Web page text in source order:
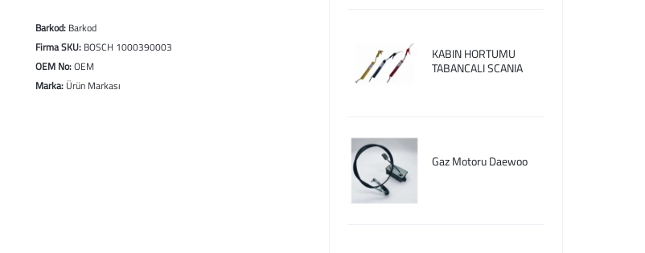
Barkod: Barkod
Firma SKU: BOSCH 1000390003
OEM No:OEM
Marka: Ürün Markası
KABIN HORTUMU
TABANCALI SCANIA
Gaz Motoru Daewoo